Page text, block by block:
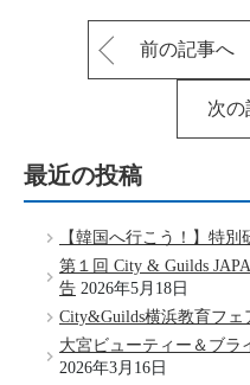
前の記事へ
次の
最近の投稿
【韓国へ行こう！】特別
第１回 City & Guilds
告 2026年5月18日
City&Guilds横浜教育フェ
大宮ビューティー＆ブラ
2026年3月16日